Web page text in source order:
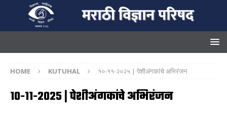
HOME KUTUHAL १०-११-२०२५ | पेशीअंगकांचे अभिरंजन
१०-११-२०२५ | पेशीअंगकांचे अभिरंजन